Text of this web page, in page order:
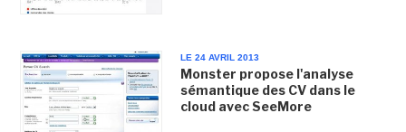
LE 24 AVRIL 2013
Monster propose l'analyse
sémantique des CV dans le
cloud avec SeeMore